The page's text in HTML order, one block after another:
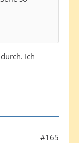
Ich
#165